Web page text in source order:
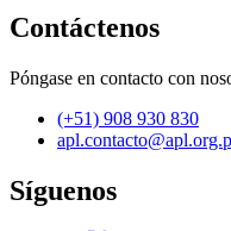
Contáctenos
Póngase en contacto con
(+51) 908 930 830
Síguenos